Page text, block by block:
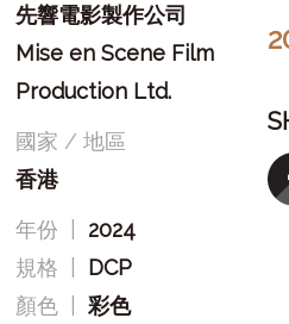
先響電影製作公司
Mise en Scene Film
Production Ltd.
國家 / 地區
香港
年份
2024
規格
DCP
顏色 |彩色